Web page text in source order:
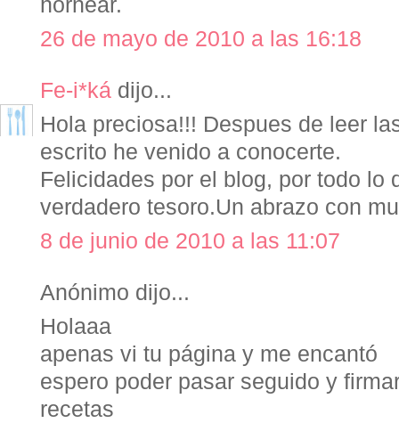
26 de mayo de 2010 a las 16:18
Fe-i*ká dijo...
Hola preciosa!!! Despues de leer
escrito he venido a conocerte.
Felicidades por el blog, por todo lo
verdadero tesoro.Un abrazo con
8 de junio de 2010 a las 11:07
Anónimo dijo...
Holaaa
apenas vi tu página y me encantó
espero poder pasar seguido y
recetas